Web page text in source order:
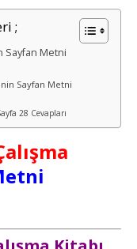
;
Sayfan Metni
Sayfan Metni
28 Cevapları